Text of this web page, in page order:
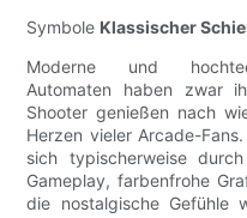
Symbole Klassischer
Moderne und
Automaten haben zwar
Shooter genießen nach
Herzen vieler Arcade-
sich typischerweise
Gameplay, farbenfrohe
die nostalgische Gefühle